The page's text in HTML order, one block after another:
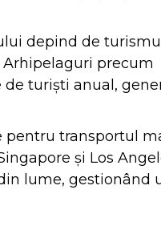
depind de
Arhipelaguri precum
turiști anual,
pentru transportul
și Los
lume, gestionând